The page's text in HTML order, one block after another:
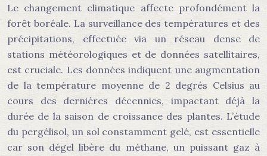
Le changement climatique affecte profondément la
forêt boréale. La surveillance des températures et des
précipitations, effectuée via un réseau dense de
stations météorologiques et de données satellitaires,
est cruciale. Les données indiquent une augmentation
de la température moyenne de 2 degrés Celsius au
cours des dernières décennies, impactant déjà la
durée de la saison de croissance des plantes. L’étude
du pergélisol, un sol constamment gelé, est essentielle
car son dégel libère du méthane, un puissant gaz à